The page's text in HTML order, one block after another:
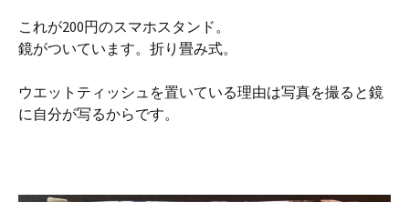
これが200円のスマホスタンド。
鏡がついています。折り畳み式。
ウエットティッシュを置いている理由は写真を撮ると鏡
に自分が写るからです。